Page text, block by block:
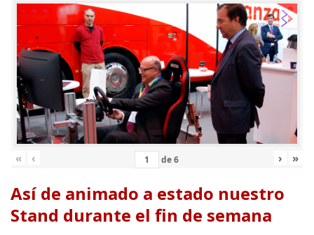
« ‹ de6 › »
Así de animado a estado nuestro
Stand durante el fin de semana